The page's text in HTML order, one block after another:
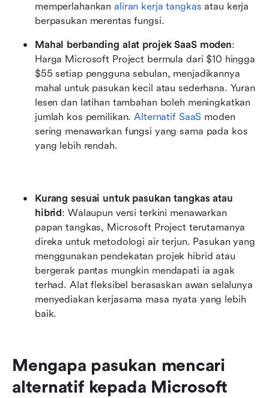
memperlahankan aliran kerja tangkas atau kerja
berpasukan merentas fungsi.
Mahal berbanding alat projek SaaS moden:
Harga Microsoft Project bermula dari $10 hingga
$55 setiap pengguna sebulan, menjadikannya
mahal untuk pasukan kecil atau sederhana. Yuran
lesen dan latihan tambahan boleh meningkatkan
jumlah kos pemilikan. Alternatif SaaS moden
sering menawarkan fungsi yang sama pada kos
yang lebih rendah.
Kurang sesuai untuk pasukan tangkas atau
hibrid: Walaupun versi terkini menawarkan
papan tangkas, Microsoft Project terutamanya
direka untuk metodologi air terjun. Pasukan yang
menggunakan pendekatan projek hibrid atau
bergerak pantas mungkin mendapati ia agak
terhad. Alat fleksibel berasaskan awan selalunya
menyediakan kerjasama masa nyata yang lebih
baik.
Mengapa pasukan mencari
alternatif kepada Microsoft